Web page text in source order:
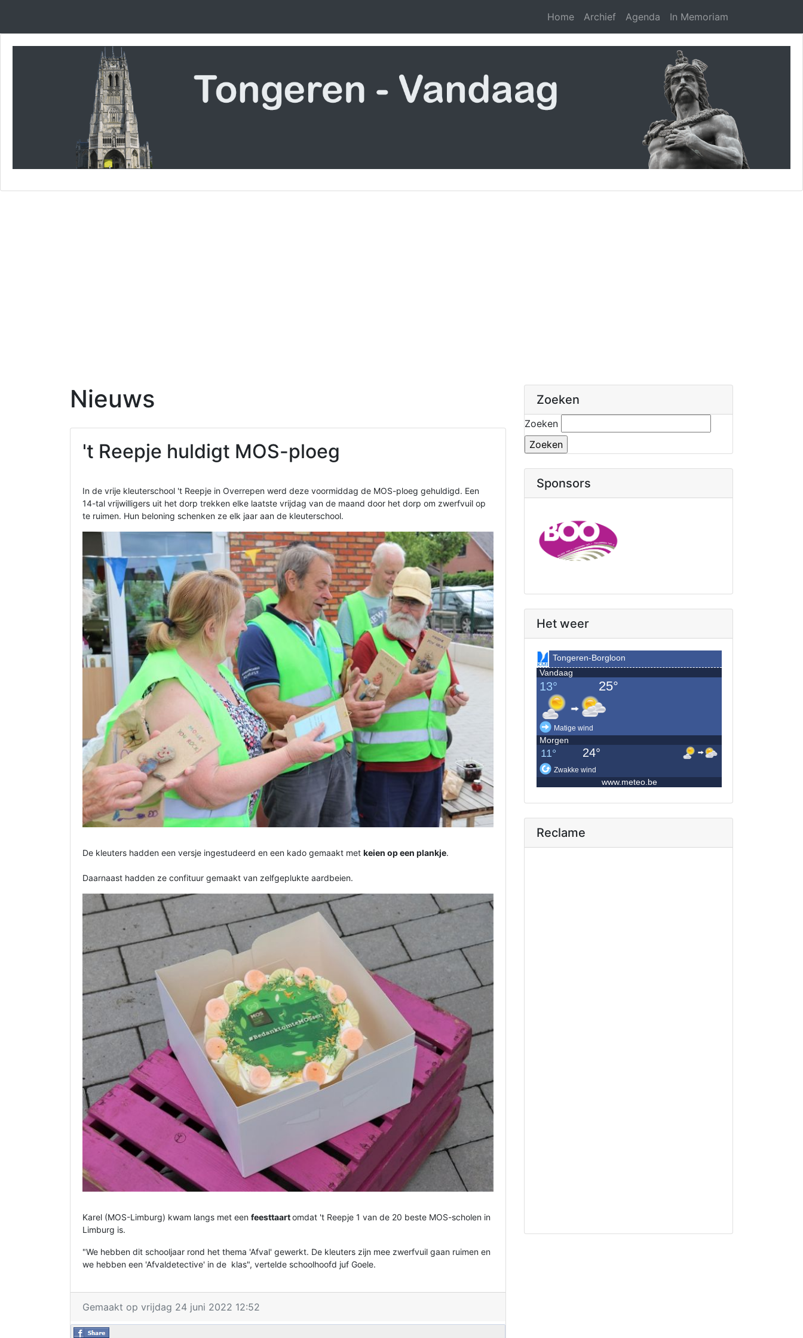
Home Archief Agenda In Memoriam
Nieuws
't Reepje huldigt MOS-ploeg
In de vrije kleuterschool 't Reepje in Overrepen werd deze voormiddag de MOS-ploeg gehuldigd. Een
14-tal vrijwilligers uit het dorp trekken elke laatste vrijdag van de maand door het dorp om zwerfvuil op
te ruimen. Hun beloning schenken ze elk jaar aan de kleuterschool.
De kleuters hadden een versje ingestudeerd en een kado gemaakt met keien op een plankje.
Daarnaast hadden ze confituur gemaakt van zelfgeplukte aardbeien.
Karel (MOS-Limburg) kwam langs met een feesttaartomdat 't Reepje 1 van de 20 beste MOS-scholen in
Limburg is.
"We hebben dit schooljaar rond het thema 'Afval' gewerkt. De kleuters zijn mee zwerfvuil gaan ruimen en
we hebben een 'Afvaldetective' in de klas", vertelde schoolhoofd juf Goele.
Gemaakt op vrijdag 24 juni 2022 12:52
Zoeken
Zoeken
Sponsors
Het weer
Reclame